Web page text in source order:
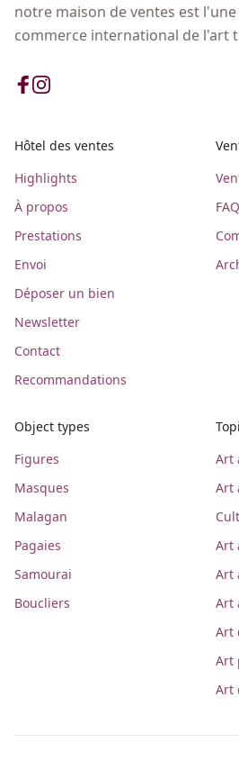
notre maison de ventes est
commerce international de l'art
Hôtel des ventes
Highlights
À propos
Prestations
Envoi
Déposer un bien
Newsletter
Contact
Recommandations
Object types
Figures
Masques
Malagan
Pagaies
Samourai
Boucliers
Art
Art
Art
Art
Art
Art
Art
Art